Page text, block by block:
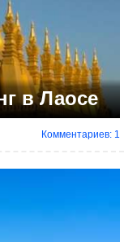
в Лаосе
Комментариев: 1